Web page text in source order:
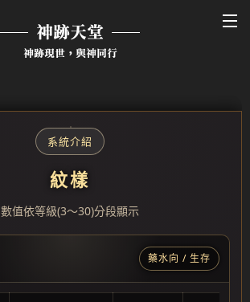
神跡天堂
神跡現世，與神同行
系統介紹
紋樣
數值依等級(3～30)分段顯示
藥水向 / 生存